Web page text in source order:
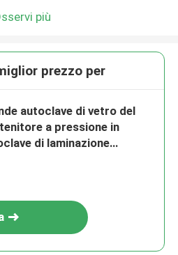
più
prezzo per
autoclave di vetro del
a pressione in
di laminazione